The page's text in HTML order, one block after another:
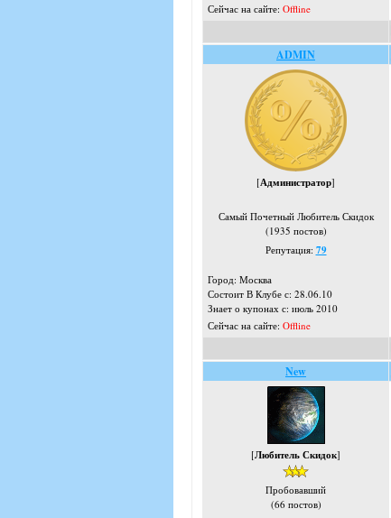
Сейчас на сайте: Offline
ADMIN
[Администратор]
Самый Почетный Любитель Скидок
(1935 постов)
Репутация: 79
Город: Москва
Состоит В Клубе с: 28.06.10
Знает о купонах с: июль 2010
Сейчас на сайте: Offline
New
[Любитель Скидок]
Пробовавший
(66 постов)